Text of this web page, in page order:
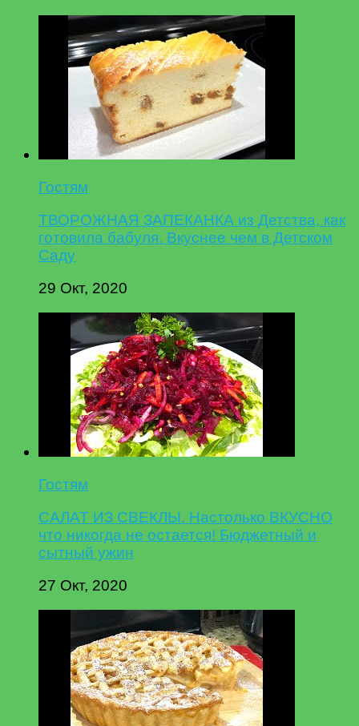
Гостям
ТВОРОЖНАЯ ЗАПЕКАНКА из Детства, как
готовила бабуля. Вкуснее чем в Детском
Саду
29 Окт, 2020
Гостям
САЛАТ ИЗ СВЕКЛЫ. Настолько ВКУСНО
что никогда не остается! Бюджетный и
сытный ужин
27 Окт, 2020